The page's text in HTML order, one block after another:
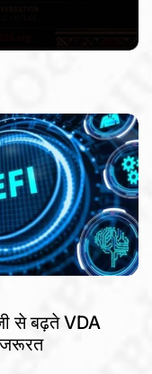
से बढ़ते VDA
जरूरत